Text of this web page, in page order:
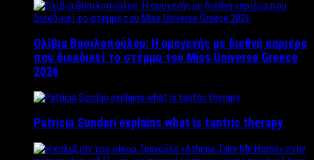
Ολίβια Βασιλοπούλου: Η ομογενής με διεθνή καριέρα
που διεκδικεί το στέμμα του Miss Universe Greece
2026
Patricia Sundari explains what is tantric therapy